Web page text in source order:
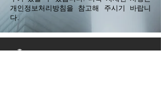
개인정보처리방침을 참고해 주시기 바랍니
다.
홈